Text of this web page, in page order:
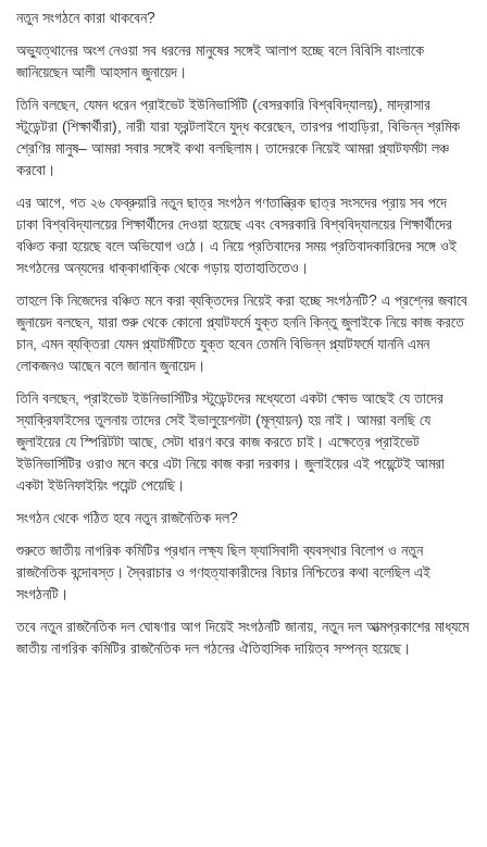
নতুন সংগঠনে কারা থাকবেন?
অভ্যুত্থানের অংশ নেওয়া সব ধরনের মানুষের সঙ্গেই আলাপ হচ্ছে বলে বিবিসি বাংলাকে
জানিয়েছেন আলী আহসান জুনায়েদ।
তিনি বলছেন, যেমন ধরেন প্রাইভেট ইউনিভার্সিটি (বেসরকারি বিশ্ববিদ্যালয়), মাদ্রাসার
স্টুডেন্টরা (শিক্ষার্থীরা), নারী যারা ফ্রন্টলাইনে যুদ্ধ করেছেন, তারপর পাহাড়িরা, বিভিন্ন শ্রমিক
শ্রেণির মানুষ– আমরা সবার সঙ্গেই কথা বলছিলাম। তাদেরকে নিয়েই আমরা প্ল্যাটফর্মটা লঞ্চ
করবো।
এর আগে, গত ২৬ ফেব্রুয়ারি নতুন ছাত্র সংগঠন গণতান্ত্রিক ছাত্র সংসদের প্রায় সব পদে
ঢাকা বিশ্ববিদ্যালয়ের শিক্ষার্থীদের দেওয়া হয়েছে এবং বেসরকারি বিশ্ববিদ্যালয়ের শিক্ষার্থীদের
বঞ্চিত করা হয়েছে বলে অভিযোগ ওঠে। এ নিয়ে প্রতিবাদের সময় প্রতিবাদকারিদের সঙ্গে ওই
সংগঠনের অন্যদের ধাক্কাধাক্কি থেকে গড়ায় হাতাহাতিতেও।
তাহলে কি নিজেদের বঞ্চিত মনে করা ব্যক্তিদের নিয়েই করা হচ্ছে সংগঠনটি? এ প্রশ্নের জবাবে
জুনায়েদ বলছেন, যারা শুরু থেকে কোনো প্ল্যাটফর্মে যুক্ত হননি কিন্তু জুলাইকে নিয়ে কাজ করতে
চান, এমন ব্যক্তিরা যেমন প্ল্যাটর্মটিতে যুক্ত হবেন তেমনি বিভিন্ন প্ল্যাটফর্মে যাননি এমন
লোকজনও আছেন বলে জানান জুনায়েদ।
তিনি বলছেন, প্রাইভেট ইউনিভার্সিটির স্টুডেন্টদের মধ্যেতো একটা ক্ষোভ আছেই যে তাদের
স্যাক্রিফাইসের তুলনায় তাদের সেই ইভালুয়েশনটা (মূল্যায়ন) হয় নাই। আমরা বলছি যে
জুলাইয়ের যে স্পিরিটটা আছে, সেটা ধারণ করে কাজ করতে চাই। এক্ষেত্রে প্রাইভেট
ইউনিভার্সিটির ওরাও মনে করে এটা নিয়ে কাজ করা দরকার। জুলাইয়ের এই পয়েন্টেই আমরা
একটা ইউনিফাইয়িং পয়েন্ট পেয়েছি।
সংগঠন থেকে গঠিত হবে নতুন রাজনৈতিক দল?
শুরুতে জাতীয় নাগরিক কমিটির প্রধান লক্ষ্য ছিল ফ্যাসিবাদী ব্যবস্থার বিলোপ ও নতুন
রাজনৈতিক বন্দোবস্ত। স্বৈরাচার ও গণহত্যাকারীদের বিচার নিশ্চিতের কথা বলেছিল এই
সংগঠনটি।
তবে নতুন রাজনৈতিক দল ঘোষণার আগ দিয়েই সংগঠনটি জানায়, নতুন দল আত্মপ্রকাশের মাধ্যমে
জাতীয় নাগরিক কমিটির রাজনৈতিক দল গঠনের ঐতিহাসিক দায়িত্ব সম্পন্ন হয়েছে।